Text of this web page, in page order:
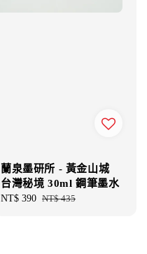
蘭泉墨研所 - 黃金山城
台灣秘境 30ml 鋼筆墨水
Sale
NT$ 390 Regular
NT$ 435